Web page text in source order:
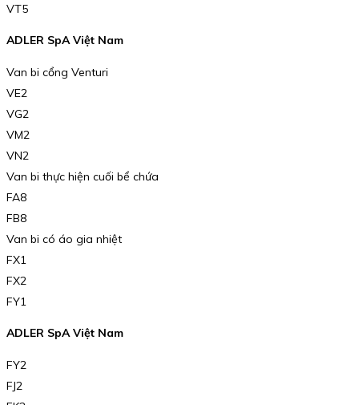
VT5
ADLER SpA Việt Nam
Van bi cổng Venturi
VE2
VG2
VM2
VN2
Van bi thực hiện cuối bể chứa
FA8
FB8
Van bi có áo gia nhiệt
FX1
FX2
FY1
ADLER SpA Việt Nam
FY2
FJ2